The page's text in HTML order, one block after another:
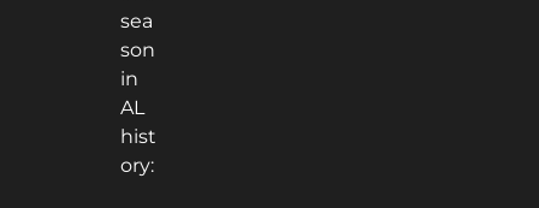
sea
son
in
AL
hist
ory: